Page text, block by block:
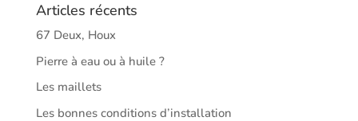
Articles récents
67 Deux, Houx
Pierre à eau ou à huile ?
Les maillets
Les bonnes conditions d’installation